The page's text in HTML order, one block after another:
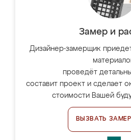
Замер и
Дизайнер-замерщик
проведёт
составит проект и сделает
стоимости Вашей
ВЫЗВАТЬ